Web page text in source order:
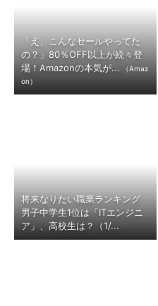
「え、こんなセールやってた
の？」80％OFF以上が続々登
場！Amazonの本気が...
（Amaz
on）
将来なりたい職業ランキング
男子中学生1位は「ITエンジニ
ア」、高校生は？（1/...